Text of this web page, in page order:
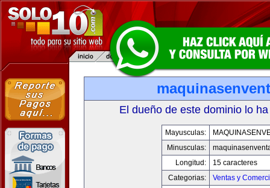
El dueño de este dominio lo
Mayusculas:
Minusculas:
Longitud:
15 caracteres
Categorias:
Ventas y